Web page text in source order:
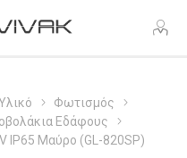
Φωτισμός
Εδάφους
IP65 Μαύρο (GL-820SP)